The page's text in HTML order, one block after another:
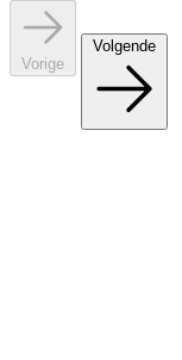
Vorige
Volgende